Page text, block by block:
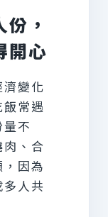
，
開心
變化
常遇
不
、合
因為
人共